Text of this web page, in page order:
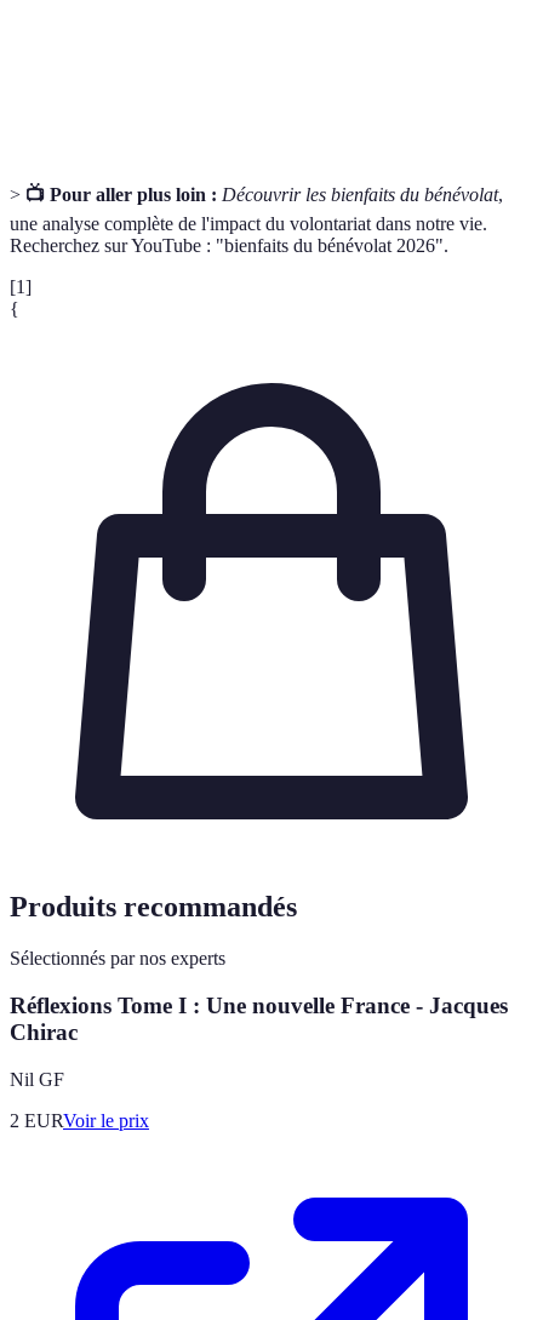
> 📺 Pour aller plus loin : Découvrir les bienfaits du bénévolat,
une analyse complète de l'impact du volontariat dans notre vie.
Recherchez sur YouTube : "bienfaits du bénévolat 2026".
[1]
{
Produits recommandés
Sélectionnés par nos experts
Réflexions Tome I : Une nouvelle France - Jacques
Chirac
Nil GF
2 EURVoir le prix